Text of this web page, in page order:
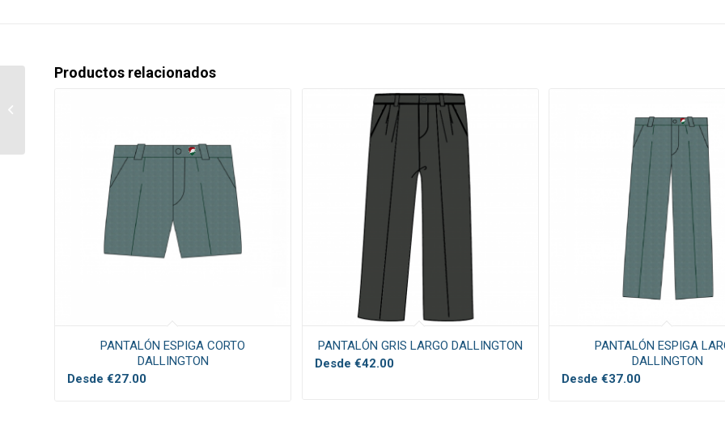
Productos relacionados
PANTALÓN ESPIGA CORTO
DALLINGTON
Desde €27.00
PANTALÓN GRIS LARGO DALLINGTON
Desde €42.00
PANTALÓN ESPIGA
DALLINGTON
Desde€37.00